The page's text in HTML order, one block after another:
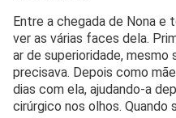
Entre a chegada de Nona e
ver as várias faces dela.
ar de superioridade, mesmo
precisava. Depois como
dias com ela, ajudando-a
cirúrgico nos olhos. Quando